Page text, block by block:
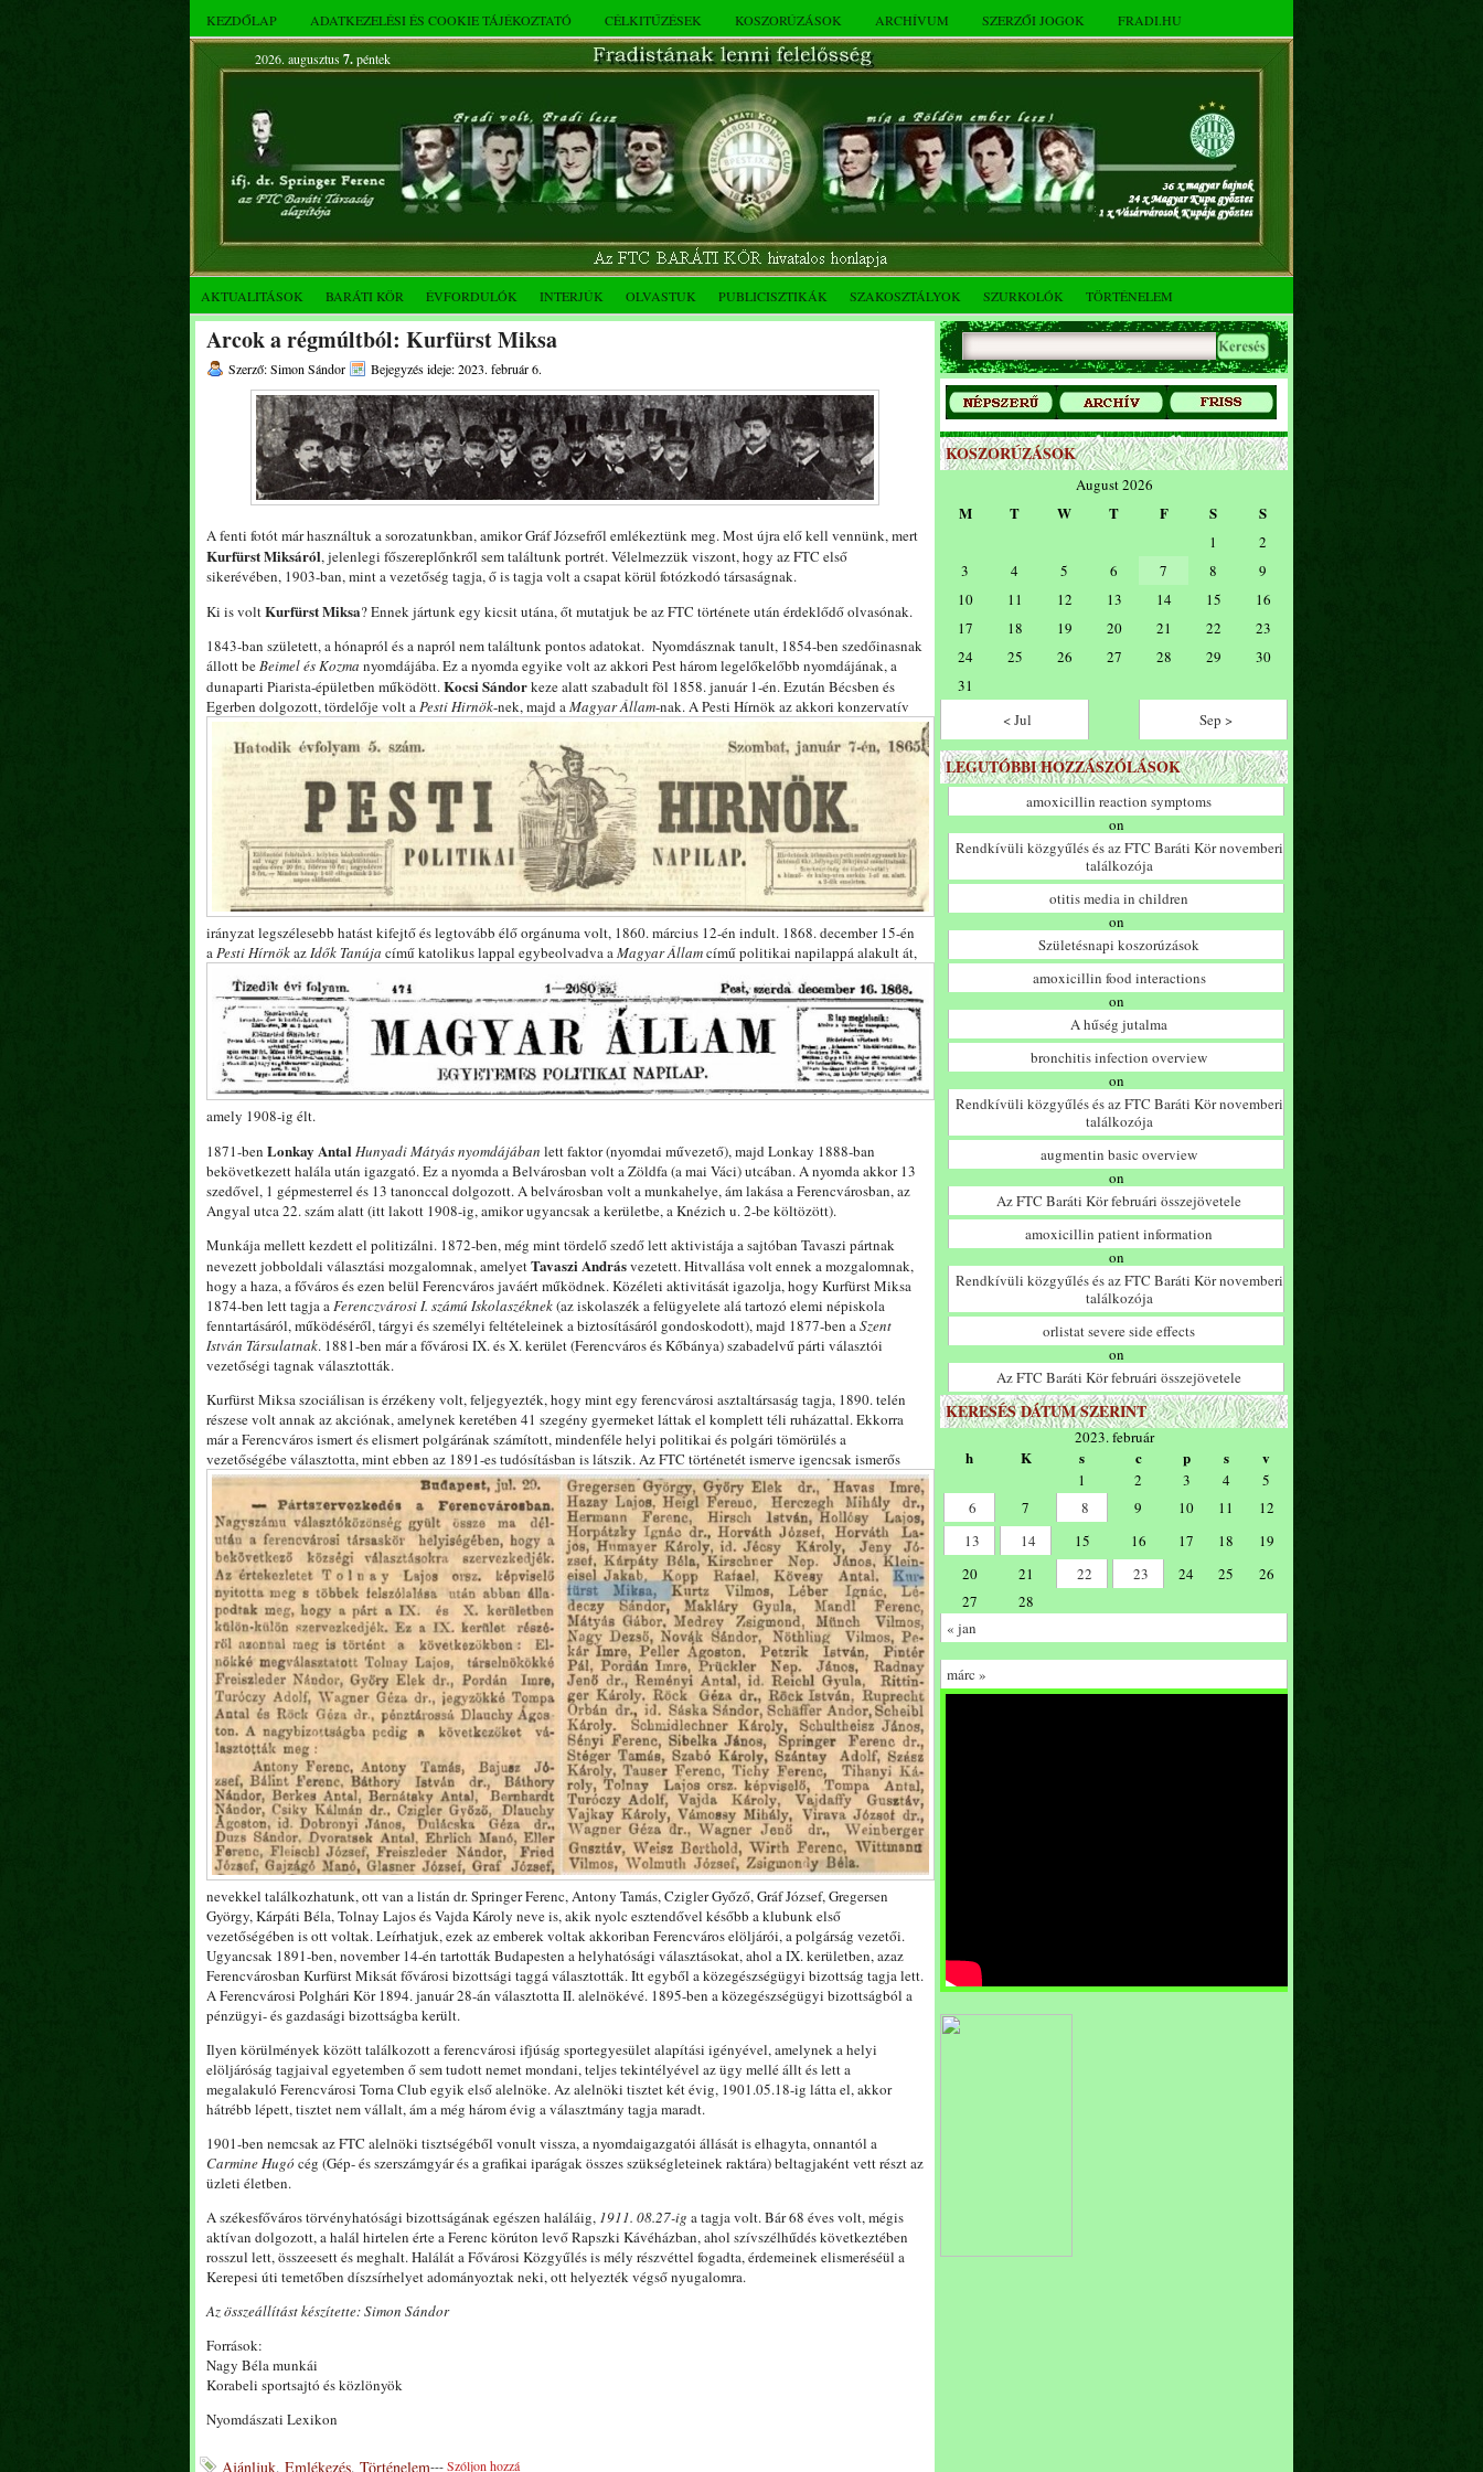
KEZDŐLAP ADATKEZELÉSI ÉS COOKIE TÁJÉKOZTATÓ CÉLKITŰZÉSEK KOSZORÚZÁSOK ARCHÍVUM SZERZŐI JOGOK FRADI.HU
2026. augusztus 7.péntek
AKTUALITÁSOK BARÁTI KÖR ÉVFORDULÓK INTERJÚK OLVASTUK PUBLICISZTIKÁK SZAKOSZTÁLYOK SZURKOLÓK TÖRTÉNELEM
Arcok a régmúltból: Kurfürst Miksa
Szerző: Simon Sándor Bejegyzés ideje: 2023. február 6.
A fenti fotót már használtuk a sorozatunkban, amikor Gráf Józsefről emlékeztünk meg. Most újra elő kell vennünk, mert
Kurfürst Miksáról, jelenlegi főszereplőnkről sem találtunk portrét. Vélelmezzük viszont, hogy az FTC első
sikerévében, 1903-ban, mint a vezetőség tagja, ő is tagja volt a csapat körül fotózkodó társaságnak.
Ki is voltKurfürst Miksa? Ennek jártunk egy kicsit utána, őt mutatjuk be az FTC története után érdeklődő olvasónak.
1843-ban született, a hónapról és a napról nem találtunk pontos adatokat. Nyomdásznak tanult, 1854-ben szedőinasnak
állott beBeimel és Kozma nyomdájába. Ez a nyomda egyike volt az akkori Pest három legelőkelőbb nyomdájának, a
dunaparti Piarista-épületben működött.Kocsi Sándorkeze alatt szabadult föl 1858. január 1-én. Ezután Bécsben és
Egerben dolgozott, tördelője volt aPesti Hirnök-nek, majd aMagyar Állam-nak. A Pesti Hírnök az akkori konzervatív
irányzat legszélesebb hatást kifejtő és legtovább élő orgánuma volt, 1860. március 12-én indult. 1868. december 15-én
aPesti HírnökazIdők Tanúja című katolikus lappal egybeolvadva aMagyar Államcímű politikai napilappá alakult át,
amely 1908-ig élt.
1871-ben Lonkay Antal Hunyadi Mátyás nyomdájában lett faktor (nyomdai művezető), majd Lonkay 1888-ban
bekövetkezett halála után igazgató. Ez a nyomda a Belvárosban volt a Zöldfa (a mai Váci) utcában. A nyomda akkor 13
szedővel, 1 gépmesterrel és 13 tanonccal dolgozott. A belvárosban volt a munkahelye, ám lakása a Ferencvárosban, az
Angyal utca 22. szám alatt (itt lakott 1908-ig, amikor ugyancsak a kerületbe, a Knézich u. 2-be költözött).
Munkája mellett kezdett el politizálni. 1872-ben, még mint tördelő szedő lett aktivistája a sajtóban Tavaszi pártnak
nevezett jobboldali választási mozgalomnak, amelyetTavaszi Andrásvezetett. Hitvallása volt ennek a mozgalomnak,
hogy a haza, a főváros és ezen belül Ferencváros javáért működnek. Közéleti aktivitását igazolja, hogy Kurfürst Miksa
1874-ben lett tagja aFerenczvárosi I. számú Iskolaszéknek(az iskolaszék a felügyelete alá tartozó elemi népiskola
fenntartásáról, működéséről, tárgyi és személyi feltételeinek a biztosításáról gondoskodott), majd 1877-ben aSzent
István Társulatnak. 1881-ben már a fővárosi IX. és X. kerület (Ferencváros és Kőbánya) szabadelvű párti választói
vezetőségi tagnak választották.
Kurfürst Miksa szociálisan is érzékeny volt, feljegyezték, hogy mint egy ferencvárosi asztaltársaság tagja, 1890. telén
részese volt annak az akciónak, amelynek keretében 41 szegény gyermeket láttak el komplett téli ruházattal. Ekkorra
már a Ferencváros ismert és elismert polgárának számított, mindenféle helyi politikai és polgári tömörülés a
vezetőségébe választotta, mint ebben az 1891-es tudósításban is látszik.Az FTC történetét ismerve igencsak ismerős
nevekkel találkozhatunk, ott van a listán dr. Springer Ferenc, Antony Tamás, Czigler Győző, Gráf József, Gregersen
György, Kárpáti Béla, Tolnay Lajos és Vajda Károly neve is, akik nyolc esztendővel később a klubunk első
vezetőségében is ott voltak. Leírhatjuk, ezek az emberek voltak akkoriban Ferencváros elöljárói, a polgárság vezetői.
Ugyancsak 1891-ben, november 14-én tartották Budapesten a helyhatósági választásokat, ahol a IX. kerületben, azaz
Ferencvárosban Kurfürst Miksát fővárosi bizottsági taggá választották. Itt egyből a közegészségügyi bizottság tagja lett.
A Ferencvárosi Polghári Kör 1894. január 28-án választotta II. alelnökévé. 1895-ben a közegészségügyi bizottságból a
pénzügyi- és gazdasági bizottságba került.
Ilyen körülmények között találkozott a ferencvárosi ifjúság sportegyesület alapítási igényével, amelynek a helyi
elöljáróság tagjaival egyetemben ő sem tudott nemet mondani, teljes tekintélyével az ügy mellé állt és lett a
megalakuló Ferencvárosi Torna Club egyik első alelnöke. Az alelnöki tisztet két évig, 1901.05.18-ig látta el, akkor
hátrébb lépett, tisztet nem vállalt, ám a még három évig a választmány tagja maradt.
1901-ben nemcsak az FTC alelnöki tisztségéből vonult vissza, a nyomdaigazgatói állását is elhagyta, onnantól a
Carmine Hugó cég (Gép- és szerszámgyár és a grafikai iparágak összes szükségleteinek raktára) beltagjaként vett részt az
üzleti életben.
A székesfőváros törvényhatósági bizottságának egészen haláláig, 1911. 08.27-ig a tagja volt. Bár 68 éves volt, mégis
aktívan dolgozott, a halál hirtelen érte a Ferenc körúton levő Rapszki Kávéházban, ahol szívszélhűdés következtében
rosszul lett, összeesett és meghalt. Halálát a Fővárosi Közgyűlés is mély részvéttel fogadta, érdemeinek elismeréséül a
Kerepesi úti temetőben díszsírhelyet adományoztak neki, ott helyezték végső nyugalomra.
Az összeállítást készítette: Simon Sándor
Források:
Nagy Béla munkái
Korabeli sportsajtó és közlönyök
Nyomdászati Lexikon
Ajánljuk, Emlékezés, Történelem---Szóljon hozzá
KOSZORÚZÁSOK
August 2026
M T W T F S S
1
2
3
4 5 6 7 8
9
10
11 12 13 14 15
16
17
18 19 20 21 22
23
24
25 26 27 28 29
30
31
< Jul
Sep >
LEGUTÓBBI HOZZÁSZÓLÁSOK
amoxicillin reaction symptoms
on
Rendkívüli közgyűlés és az FTC Baráti Kör novemberi
találkozója
otitis media in children
on
Születésnapi koszorúzások
amoxicillin food interactions
on
A hűség jutalma
bronchitis infection overview
on
Rendkívüli közgyűlés és az FTC Baráti Kör novemberi
találkozója
augmentin basic overview
on
Az FTC Baráti Kör februári összejövetele
amoxicillin patient information
on
Rendkívüli közgyűlés és az FTC Baráti Kör novemberi
találkozója
orlistat severe side effects
on
Az FTC Baráti Kör februári összejövetele
KERESÉS DÁTUM SZERINT
2023. február
h K s c p s v
1 2 3 4
5
6
7 8 9 10 11
12
13
14 15 16 17 18
19
20
21 22 23 24 25
26
27
28
« jan
márc »